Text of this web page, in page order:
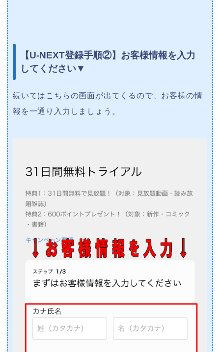
【U-NEXT登録手順②】お客様情報を入力
してください▼
続いてはこちらの画面が出てくるので、お客様の情
報を一通り入力しましょう。